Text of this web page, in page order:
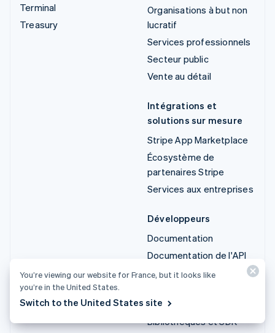
Terminal
Treasury
Organisations à but non
lucratif
Services professionnels
Secteur public
Vente au détail
Intégrations et
solutions sur mesure
Stripe App Marketplace
Écosystème de
partenaires Stripe
Services aux entreprises
Développeurs
Documentation
Documentation de l'API
État de l'API
de l'API
Bibliothèques et SDK
You’re viewing our website for France, but it looks like
you’re in the United States.
Switch to the United States site